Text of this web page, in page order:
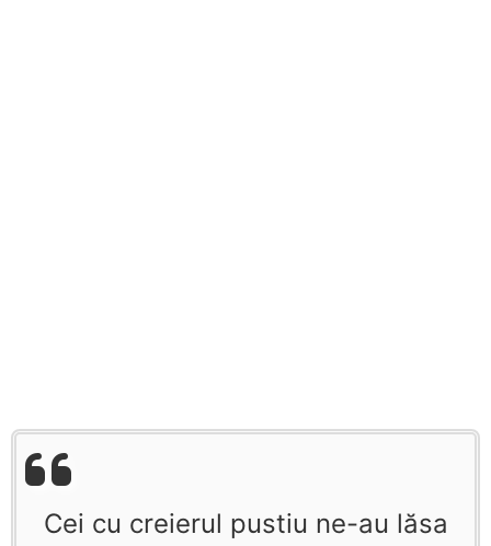
Cei cu creierul pustiu ne-au lăsa